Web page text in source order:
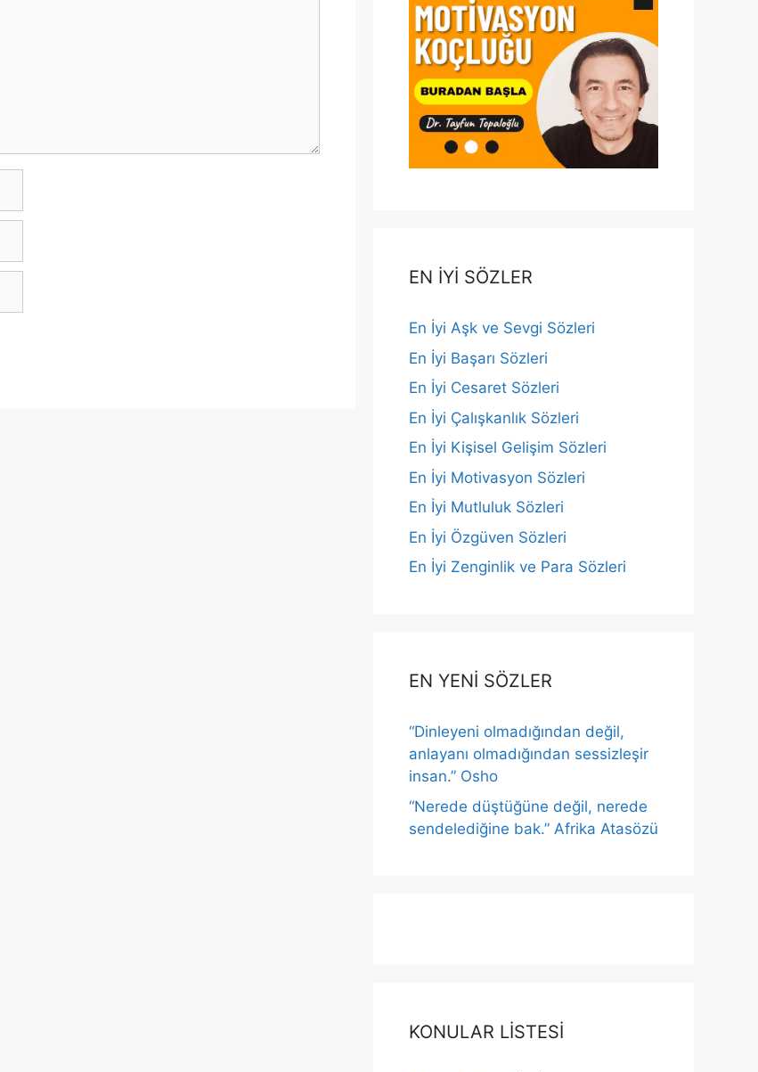
EN İYİ SÖZLER
En İyi Aşk ve Sevgi Sözleri
En İyi Başarı Sözleri
En İyi Cesaret Sözleri
En İyi Çalışkanlık Sözleri
En İyi Kişisel Gelişim Sözleri
En İyi Motivasyon Sözleri
En İyi Mutluluk Sözleri
En İyi Özgüven Sözleri
En İyi Zenginlik ve Para Sözleri
EN YENİ SÖZLER
“Dinleyeni olmadığından değil,
anlayanı olmadığından sessizleşir
insan.” Osho
“Nerede düştüğüne değil, nerede
sendelediğine bak.” Afrika Atasözü
KONULAR LİSTESİ